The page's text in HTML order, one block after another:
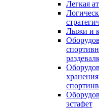
Легкая
Лыжи и
хранения
эстафет